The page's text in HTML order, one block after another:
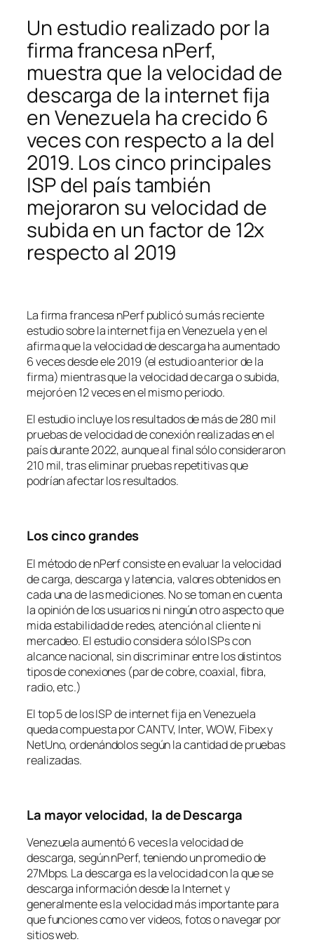
Un estudio realizado por la
firma francesa nPerf,
muestra que la velocidad de
descarga de la internet fija
en Venezuela ha crecido 6
veces con respecto a la del
2019. Los cinco principales
ISP del país también
mejoraron su velocidad de
subida en un factor de 12x
respecto al 2019
La firma francesa nPerf publicó su más reciente
estudio sobre la internet fija en Venezuela y en el
afirma que la velocidad de descarga ha aumentado
6 veces desde ele 2019 (el estudio anterior de la
firma) mientras que la velocidad de carga o subida,
mejoró en 12 veces en el mismo periodo.
El estudio incluye los resultados de más de 280 mil
pruebas de velocidad de conexión realizadas en el
país durante 2022, aunque al final sólo consideraron
210 mil, tras eliminar pruebas repetitivas que
podrían afectar los resultados.
Los cinco grandes
El método de nPerf consiste en evaluar la velocidad
de carga, descarga y latencia, valores obtenidos en
cada una de las mediciones. No se toman en cuenta
la opinión de los usuarios ni ningún otro aspecto que
mida estabilidad de redes, atención al cliente ni
mercadeo. El estudio considera sólo ISPs con
alcance nacional, sin discriminar entre los distintos
tipos de conexiones (par de cobre, coaxial, fibra,
radio, etc.)
El top 5 de los ISP de internet fija en Venezuela
queda compuesta por CANTV, Inter, WOW, Fibex y
NetUno, ordenándolos según la cantidad de pruebas
realizadas.
La mayor velocidad, la de Descarga
Venezuela aumentó 6 veces la velocidad de
descarga, según nPerf, teniendo un promedio de
27Mbps. La descarga es la velocidad con la que se
descarga información desde la Internet y
generalmente es la velocidad más importante para
que funciones como ver videos, fotos o navegar por
sitios web.